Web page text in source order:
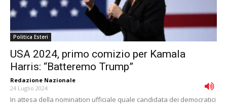
Politica Esteri
USA 2024, primo comizio per Kamala
Harris: “Batteremo Trump”
Redazione Nazionale -
24 Luglio 2024
In attesa della nomination ufficiale quale candidata dei democratici